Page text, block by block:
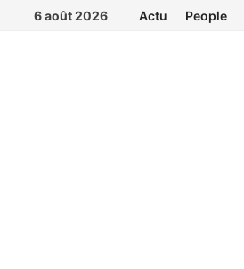
Passer6 août 2026 Actu People